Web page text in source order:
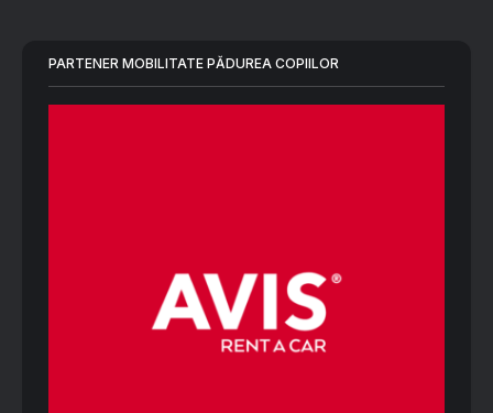
PARTENER MOBILITATE PĂDUREA COPIILOR